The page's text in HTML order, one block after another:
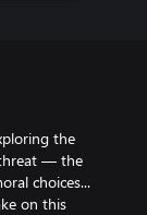
the
threat — the
choices...
on this